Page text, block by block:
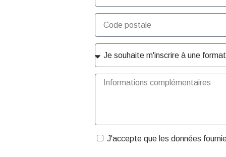
J'accepte que les données